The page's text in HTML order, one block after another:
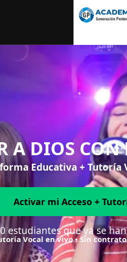
A DIOS
Educativa + Tutoría
Activar mi Acceso +
estudiantes que ya se
Vocal en vivo • Sin